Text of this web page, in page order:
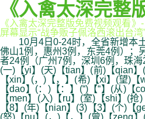
《入禽太深完整
《入禽太深完整版免费视频观看
屏幕显示“战争贩子佩洛西滚出台
10月4日0-24时，全省新增本土
佛山1例，惠州3例，东莞4例）；
者24例（广州7例，深圳6例，珠
(一)【yi】(天)【tian】(前)【qian
【xin】(，)【，】(希)【xi】(望)
【dao】(：)【：】(“)【“】(从)
【men】(入)【ru】(室)【shi】(
【8】(年)【nian】(3)【3】(个)【
(怒)【nu】(，)【，】(曾)【zeng